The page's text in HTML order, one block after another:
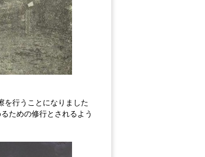
を行うことになりました
ための修行とされるよう